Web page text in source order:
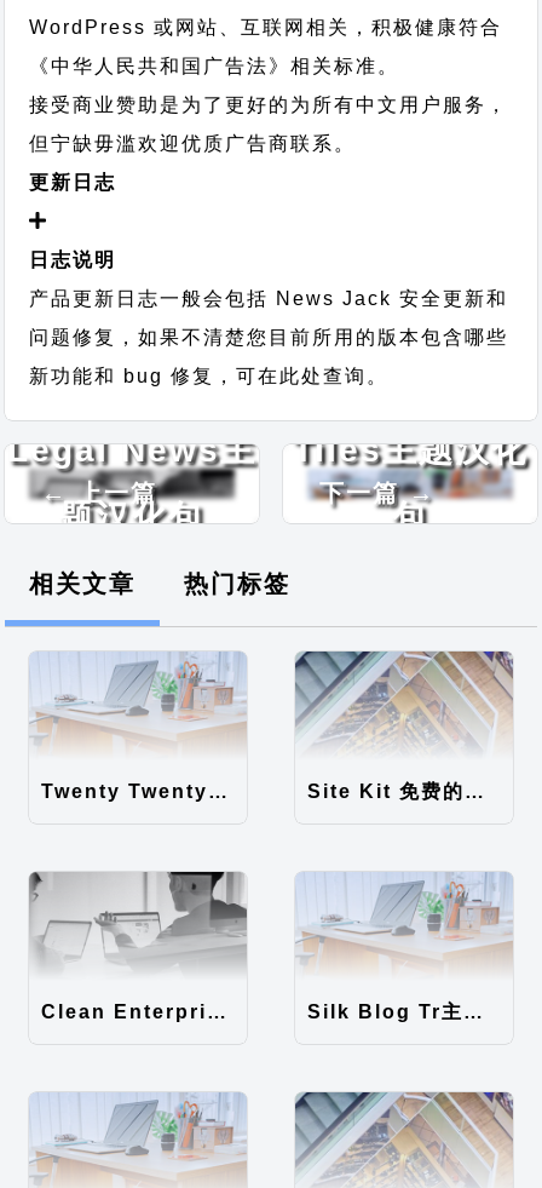
WordPress 或网站、互联网相关，积极健康符合
《中华人民共和国广告法》相关标准。
接受商业赞助是为了更好的为所有中文用户服务，
但宁缺毋滥欢迎优质广告商联系。
更新日志
日志说明
产品更新日志一般会包括 News Jack 安全更新和
问题修复，如果不清楚您目前所用的版本包含哪些
新功能和 bug 修复，可在此处查询。
← 上一篇
Legal News主
题汉化包
下一篇 →
Tiles主题汉化
包
相关文章 热门标签
Twenty Twenty-Five 免费的WordPress内容主题 Site Kit 免费的WordPress数据统计插件
Clean Enterprise主题汉化包 Silk Blog Tr主题汉化包